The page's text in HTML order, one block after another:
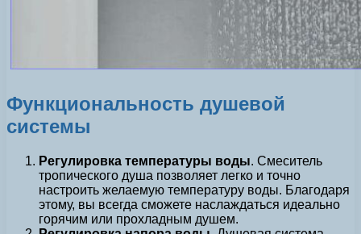
Функциональность душевой
системы
Регулировка температуры воды. Смеситель
тропического душа позволяет легко и точно
настроить желаемую температуру воды. Благодаря
этому, вы всегда сможете наслаждаться идеально
горячим или прохладным душем.